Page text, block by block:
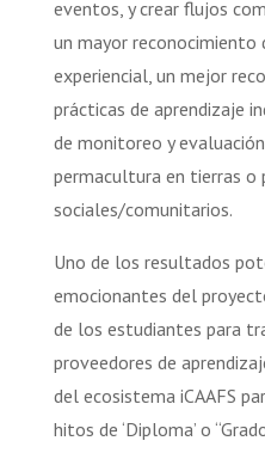
eventos, y crear flujos
un mayor reconocimiento
experiencial, un mejor
prácticas de aprendizaje
de monitoreo y
permacultura en tierras o
sociales/comunitarios.
Uno de los resultados
emocionantes del
de los estudiantes para
proveedores de
del ecosistema iCAAFS
hitos de ‘Diploma’ o